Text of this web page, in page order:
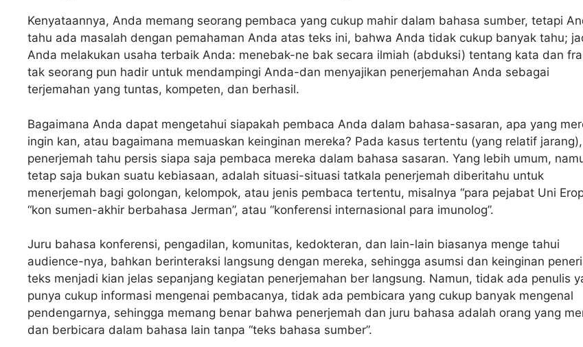
Kenyataannya, Anda memang seorang pembaca yang cukup mahir dalam bahasa sumber, tetapi
tahu ada masalah dengan pemahaman Anda atas teks ini, bahwa Anda tidak cukup banyak tahu;
Anda melakukan usaha terbaik Anda: menebak-ne bak secara ilmiah (abduksi) tentang kata dan
tak seorang pun hadir untuk mendampingi Anda-dan menyajikan penerjemahan Anda sebagai
terjemahan yang tuntas, kompeten, dan berhasil.
Bagaimana Anda dapat mengetahui siapakah pembaca Anda dalam bahasa-sasaran, apa yang
ingin kan, atau bagaimana memuaskan keinginan mereka? Pada kasus tertentu (yang relatif jarang),
penerjemah tahu persis siapa saja pembaca mereka dalam bahasa sasaran. Yang lebih umum,
tetap saja bukan suatu kebiasaan, adalah situasi-situasi tatkala penerjemah diberitahu untuk
menerjemah bagi golongan, kelompok, atau jenis pembaca tertentu, misalnya “para pejabat Uni
“kon sumen-akhir berbahasa Jerman”, atau “konferensi internasional para imunolog”.
Juru bahasa konferensi, pengadilan, komunitas, kedokteran, dan lain-lain biasanya menge tahui
audience-nya, bahkan berinteraksi langsung dengan mereka, sehingga asumsi dan keinginan
teks menjadi kian jelas sepanjang kegiatan penerjemahan ber langsung. Namun, tidak ada penulis
punya cukup informasi mengenai pembacanya, tidak ada pembicara yang cukup banyak mengenal
pendengarnya, sehingga memang benar bahwa penerjemah dan juru bahasa adalah orang yang
dan berbicara dalam bahasa lain tanpa “teks bahasa sumber”.